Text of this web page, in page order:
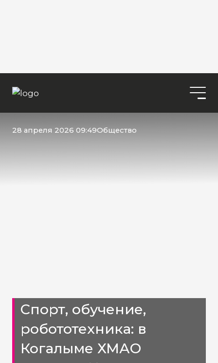
28 апреля 2026 09:49Общество
Спорт, обучение,
робототехника: в
Когалыме ХМАО